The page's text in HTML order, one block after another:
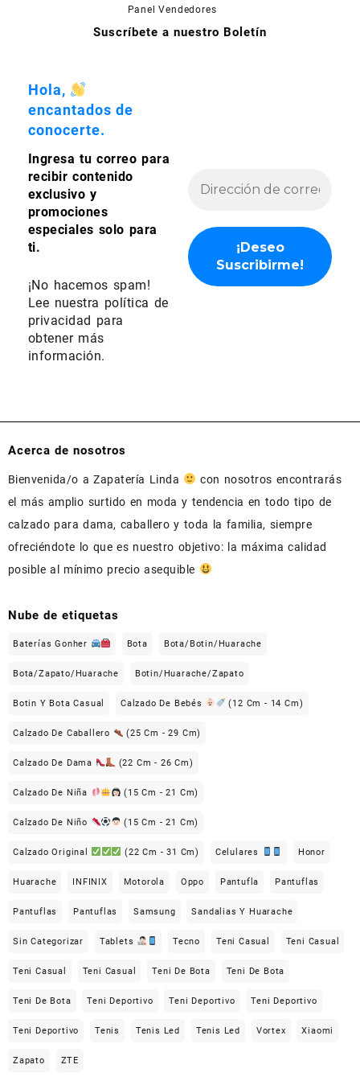
Panel Vendedores
Suscríbete a nuestro Boletín
Hola,
encantados de
conocerte.
Ingresa tu correo para
recibir contenido
exclusivo y
promociones
especiales solo para
ti.
¡No hacemos spam!
Lee nuestra política de
privacidad para
obtener más
información.
Acerca de nosotros
Bienvenida/o a Zapatería Linda
con nosotros encontrarás
el más amplio surtido en moda y tendencia en todo tipo de
calzado para dama, caballero y toda la familia, siempre
ofreciéndote lo que es nuestro objetivo: la máxima calidad
posible al mínimo precio asequible
Nube de etiquetas
Baterías Gonher Bota Bota/Botin/Huarache
Bota/Zapato/Huarache Botin/Huarache/Zapato
Botin Y Bota Casual Calzado De Bebés (12 Cm - 14 Cm)
Calzado De Caballero (25 Cm - 29 Cm)
Calzado De Dama (22 Cm - 26 Cm)
Calzado De Niña (15 Cm - 21 Cm)
Calzado De Niño (15 Cm - 21 Cm)
Calzado Original (22 Cm - 31 Cm) Celulares Honor
Huarache INFINIX Motorola Oppo Pantufla Pantuflas
Pantuflas Pantuflas Samsung Sandalias Y Huarache
Sin Categorizar Tablets Tecno Teni Casual Teni Casual
Teni Casual Teni Casual Teni De Bota Teni De Bota
Teni De Bota Teni Deportivo Teni Deportivo Teni Deportivo
Teni Deportivo Tenis Tenis Led Tenis Led Vortex Xiaomi
Zapato ZTE